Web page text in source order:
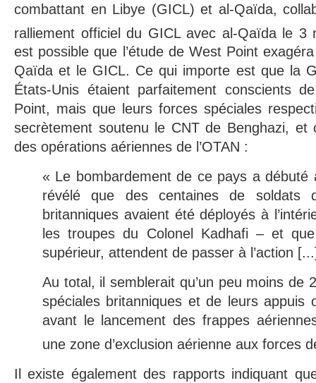
combattant en Libye (GICL) et al-Qaïda,
ralliement officiel du GICL avec al-Qaïda le 3
est possible que l’étude de West Point
Qaïda et le GICL. Ce qui importe est que la
États-Unis étaient parfaitement conscients
Point, mais que leurs forces spéciales
secrètement soutenu le CNT de Benghazi, et
des opérations aériennes de l’OTAN :
« Le bombardement de ce pays a débuté
révélé que des centaines de soldats
britanniques avaient été déployés à
les troupes du Colonel Kadhafi – et
supérieur, attendent de passer à l’action
Au total, il semblerait qu’un peu moins de
spéciales britanniques et de leurs appuis
avant le lancement des frappes
une zone d’exclusion aérienne aux forces
Il existe également des rapports indiquant